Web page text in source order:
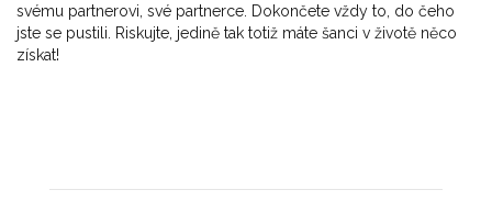
svému partnerovi, své partnerce. Dokončete vždy to, do čeho
jste se pustili. Riskujte, jedině tak totiž máte šanci v životě něco
získat!